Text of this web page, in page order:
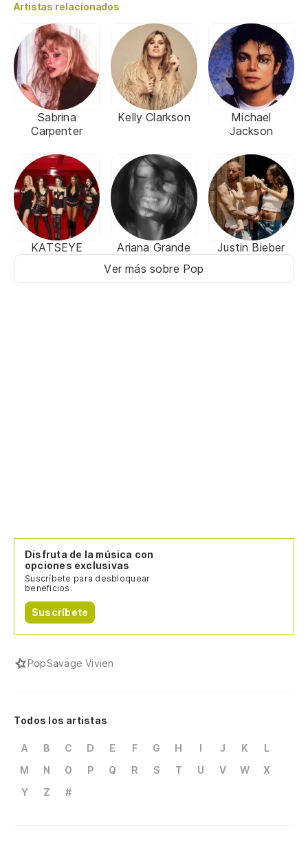
Artistas relacionados
Sabrina
Carpenter
Kelly Clarkson
Michael
Jackson
KATSEYE Ariana Grande
Justin Bieber
Ver más sobre Pop
Disfruta de la música con
opciones exclusivas
Suscríbete para desbloquear
beneficios.
Suscríbete
PopSavage Vivien
Todos los artistas
A B C D E F G H I J K
L
M
N O P Q R S T U V W
X
Y
Z #